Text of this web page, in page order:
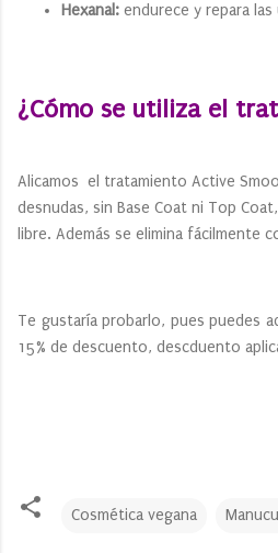
Hexanal: endurece y repara
¿Cómo se utiliza el
Alicamos el tratamiento Active
desnudas, sin Base Coat ni Top
libre. Además se elimina fácilmente
Te gustaría probarlo, pues puedes
15% de descuento, descduento
Cosmética vegana